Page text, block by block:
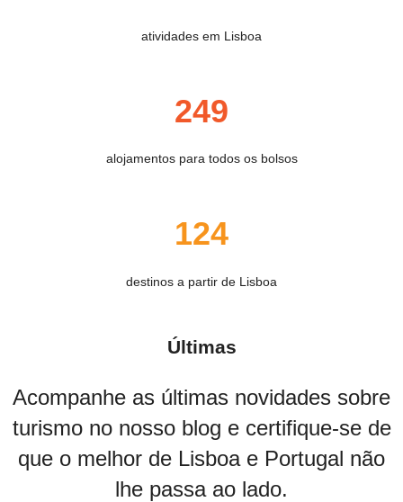
atividades em Lisboa
249
alojamentos para todos os bolsos
124
destinos a partir de Lisboa
Últimas
Acompanhe as últimas novidades sobre
turismo no nosso blog e certifique-se de
que o melhor de Lisboa e Portugal não
lhe passa ao lado.